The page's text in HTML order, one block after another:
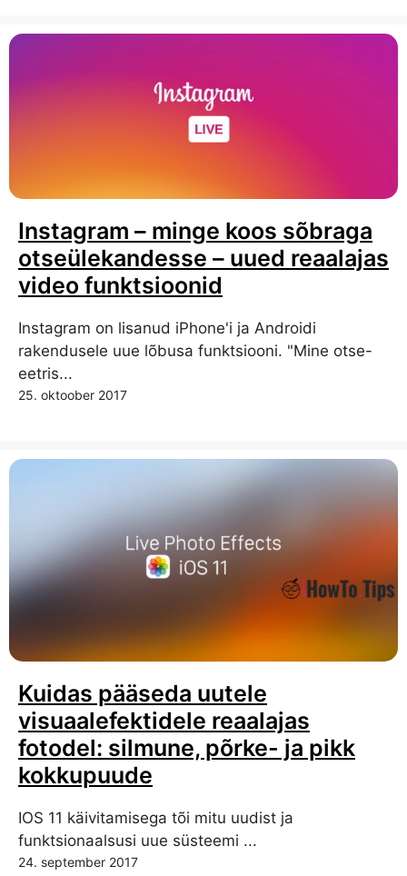
Instagram – minge koos sõbraga
otseülekandesse – uued reaalajas
video funktsioonid
Instagram on lisanud iPhone'i ja Androidi
rakendusele uue lõbusa funktsiooni. "Mine otse-
eetris...
25. oktoober 2017
Kuidas pääseda uutele
visuaalefektidele reaalajas
fotodel: silmune, põrke- ja pikk
kokkupuude
IOS 11 käivitamisega tõi mitu uudist ja
funktsionaalsusi uue süsteemi ...
24. september 2017